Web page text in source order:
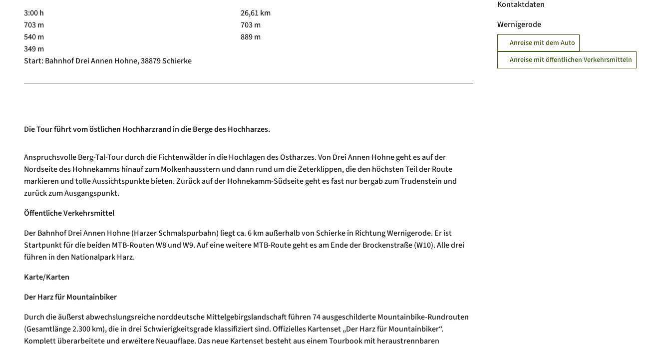
3:00 h
26,61 km
703 m
703 m
540 m
889 m
349 m
Start: Bahnhof Drei Annen Hohne, 38879 Schierke
Die Tour führt vom östlichen Hochharzrand in die Berge des Hochharzes.
Anspruchsvolle Berg-Tal-Tour durch die Fichtenwälder in die Hochlagen des Ostharzes. Von Drei Annen Hohne geht es auf der
Nordseite des Hohnekamms hinauf zum Molkenhausstern und dann rund um die Zeterklippen, die den höchsten Teil der Route
markieren und tolle Aussichtspunkte bieten. Zurück auf der Hohnekamm-Südseite geht es fast nur bergab zum Trudenstein und
zurück zum Ausgangspunkt.
Öffentliche Verkehrsmittel
Der Bahnhof Drei Annen Hohne (Harzer Schmalspurbahn) liegt ca. 6 km außerhalb von Schierke in Richtung Wernigerode. Er ist
Startpunkt für die beiden MTB-Routen W8 und W9. Auf eine weitere MTB-Route geht es am Ende der Brockenstraße (W10). Alle drei
führen in den Nationalpark Harz.
Karte/Karten
Der Harz für Mountainbiker
Durch die äußerst abwechslungsreiche norddeutsche Mittelgebirgslandschaft führen 74 ausgeschilderte Mountainbike-Rundrouten
(Gesamtlänge 2.300 km), die in drei Schwierigkeitsgrade klassifiziert sind. Offizielles Kartenset „Der Harz für Mountainbiker“.
Komplett überarbeitete und erweitere Neuauflage. Das neue Kartenset besteht aus einem Tourbook mit heraustrennbaren
Kontaktdaten
Wernigerode
Anreise mit dem Auto
Anreise mit öffentlichen Verkehrsmitteln